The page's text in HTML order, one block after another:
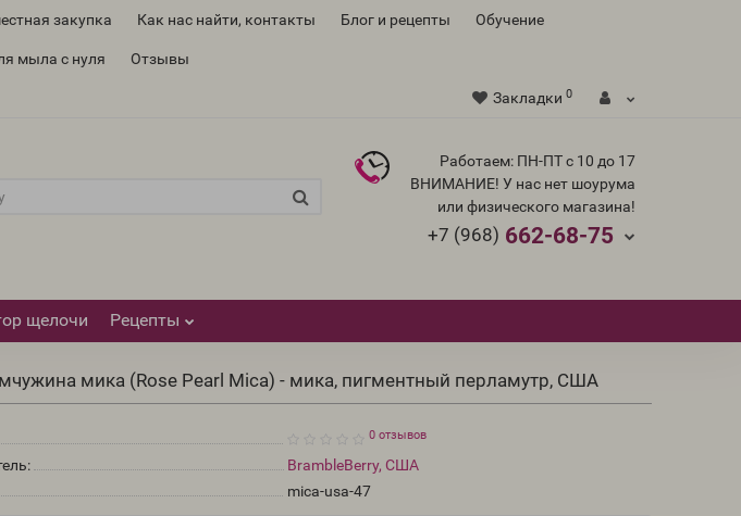
закупка Как нас найти, контакты Блог и рецепты Обучение
мыла с нуля Отзывы
Закладки 0
Работаем: ПН-ПТ с 10 до 17
ВНИМАНИЕ! У нас нет шоурума
или физического магазина!
+7 (968) 662-68-75
щелочи Рецепты
мика (Rose Pearl Mica) - мика, пигментный перламутр, США
0 отзывов
BrambleBerry, США
mica-usa-47